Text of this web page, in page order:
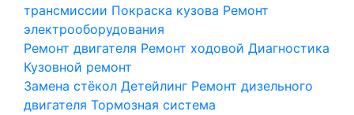
трансмиссии Покраска кузова Ремонт
электрооборудования
Ремонт двигателя Ремонт ходовой Диагностика
Кузовной ремонт
Замена стёкол Детейлинг Ремонт дизельного
двигателя Тормозная система